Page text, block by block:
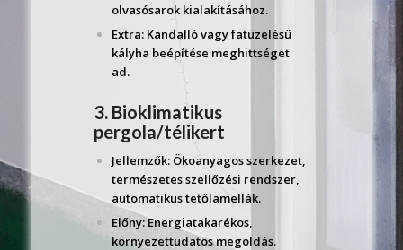
olvasósarok kialakításához.
Extra: Kandalló vagy fatüzelésű
kályha beépítése meghittséget
ad.
3. Bioklimatikus
pergola/télikert
Jellemzők: Ökoanyagos szerkezet,
természetes szellőzési rendszer,
automatikus tetőlamellák.
Előny: Energiatakarékos,
környezettudatos megoldás.